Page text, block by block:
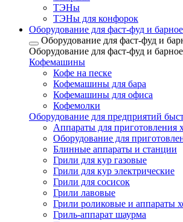
ТЭНы
ТЭНы для конфорок
Оборудование для фаст-фуд и барное
Оборудование для фаст-фуд и
Оборудование для фаст-фуд и барное
Кофемашины
Кофе на песке
Кофемашины для бара
Кофемашины для офиса
Кофемолки
Оборудование для предприятий
Аппараты для приготовления
Оборудование для
Блинные аппараты и станции
Грили для кур газовые
Грили для кур электрические
Грили для сосисок
Грили лавовые
Грили роликовые и аппараты
Гриль-аппарат шаурма